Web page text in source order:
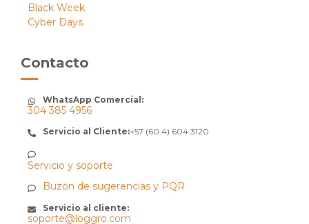
Black Week
Cyber Days
Contacto
WhatsApp Comercial:
304 385 4956
Servicio al Cliente:+57 (60 4) 604 3120
Servicio y soporte
Buzón de sugerencias y PQR
Servicio al cliente:
soporte@loggro.com